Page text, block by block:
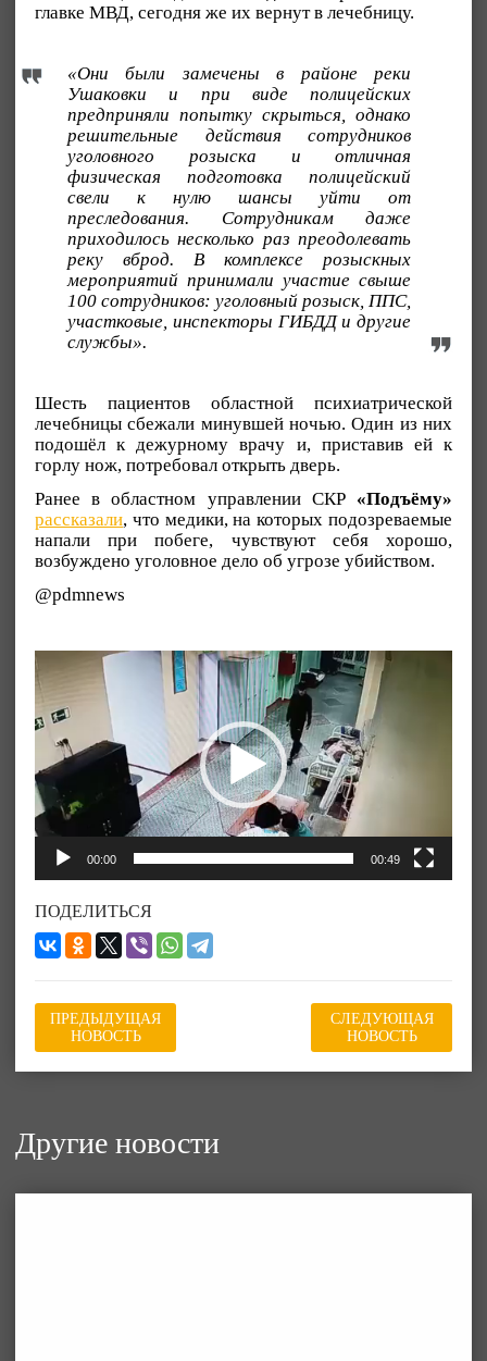
главке МВД, сегодня же их вернут в лечебницу.
«Они были замечены в районе реки
Ушаковки и при виде полицейских
предприняли попытку скрыться, однако
решительные действия сотрудников
уголовного розыска и отличная
физическая подготовка полицейский
свели к нулю шансы уйти от
преследования. Сотрудникам даже
приходилось несколько раз преодолевать
реку вброд. В комплексе розыскных
мероприятий принимали участие свыше
100 сотрудников: уголовный розыск, ППС,
участковые, инспекторы ГИБДД и другие
службы».
Шесть пациентов областной психиатрической
лечебницы сбежали минувшей ночью. Один из них
подошёл к дежурному врачу и, приставив ей к
горлу нож, потребовал открыть дверь.
Ранее в областном управлении СКР «Подъёму»
рассказали, что медики, на которых подозреваемые
напали при побеге, чувствуют себя хорошо,
возбуждено уголовное дело об угрозе убийством.
@pdmnews
Видеоплеер
00:00 00:49
ПОДЕЛИТЬСЯ
ПРЕДЫДУЩАЯ
НОВОСТЬ
СЛЕДУЮЩАЯ
НОВОСТЬ
Другие новости